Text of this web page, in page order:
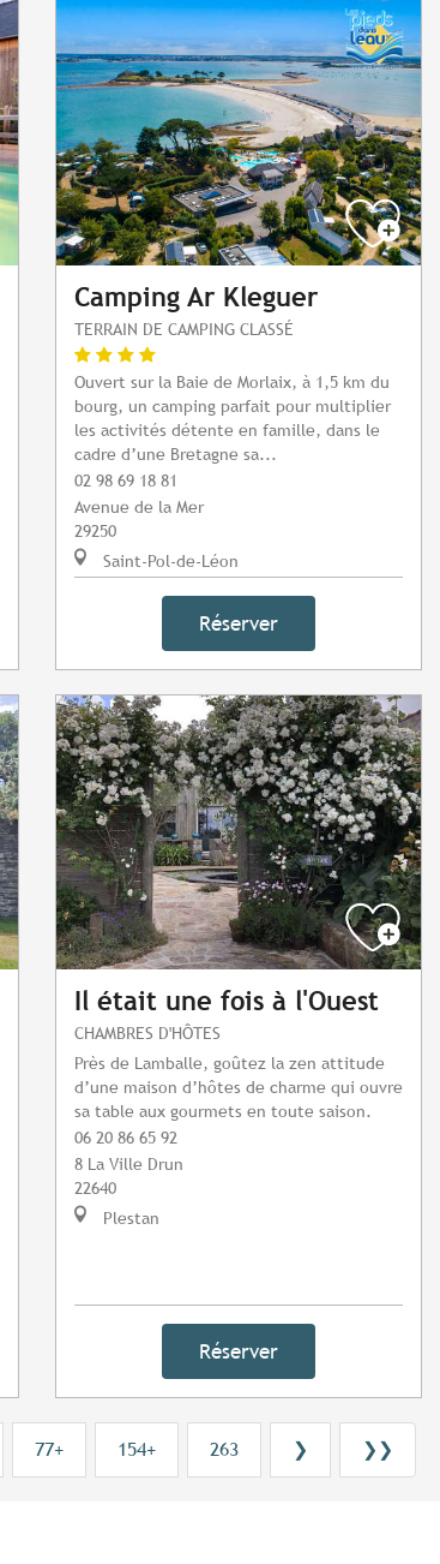
Camping Ar Kleguer
TERRAIN DE CAMPING CLASSÉ
Ouvert sur la Baie de Morlaix, à 1,5 km du
bourg, un camping parfait pour multiplier
les activités détente en famille, dans le
cadre d’une Bretagne sa...
02 98 69 18 81
Avenue de la Mer
29250
Saint-Pol-de-Léon
Réserver
Il était une fois à l'Ouest
CHAMBRES D'HÔTES
Près de Lamballe, goûtez la zen attitude
d’une maison d’hôtes de charme qui ouvre
sa table aux gourmets en toute saison.
06 20 86 65 92
8 La Ville Drun
22640
Plestan
Réserver
77+ 154+ 263 ❯ ❯❯